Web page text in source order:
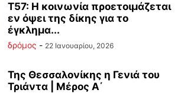
Τ57: Η κοινωνία προετοιμάζεται
εν όψει της δίκης για το
έγκλημα...
δρόμος - 22 Ιανουαρίου, 2026
Της Θεσσαλονίκης η Γενιά του
Τριάντα | Μέρος Α΄